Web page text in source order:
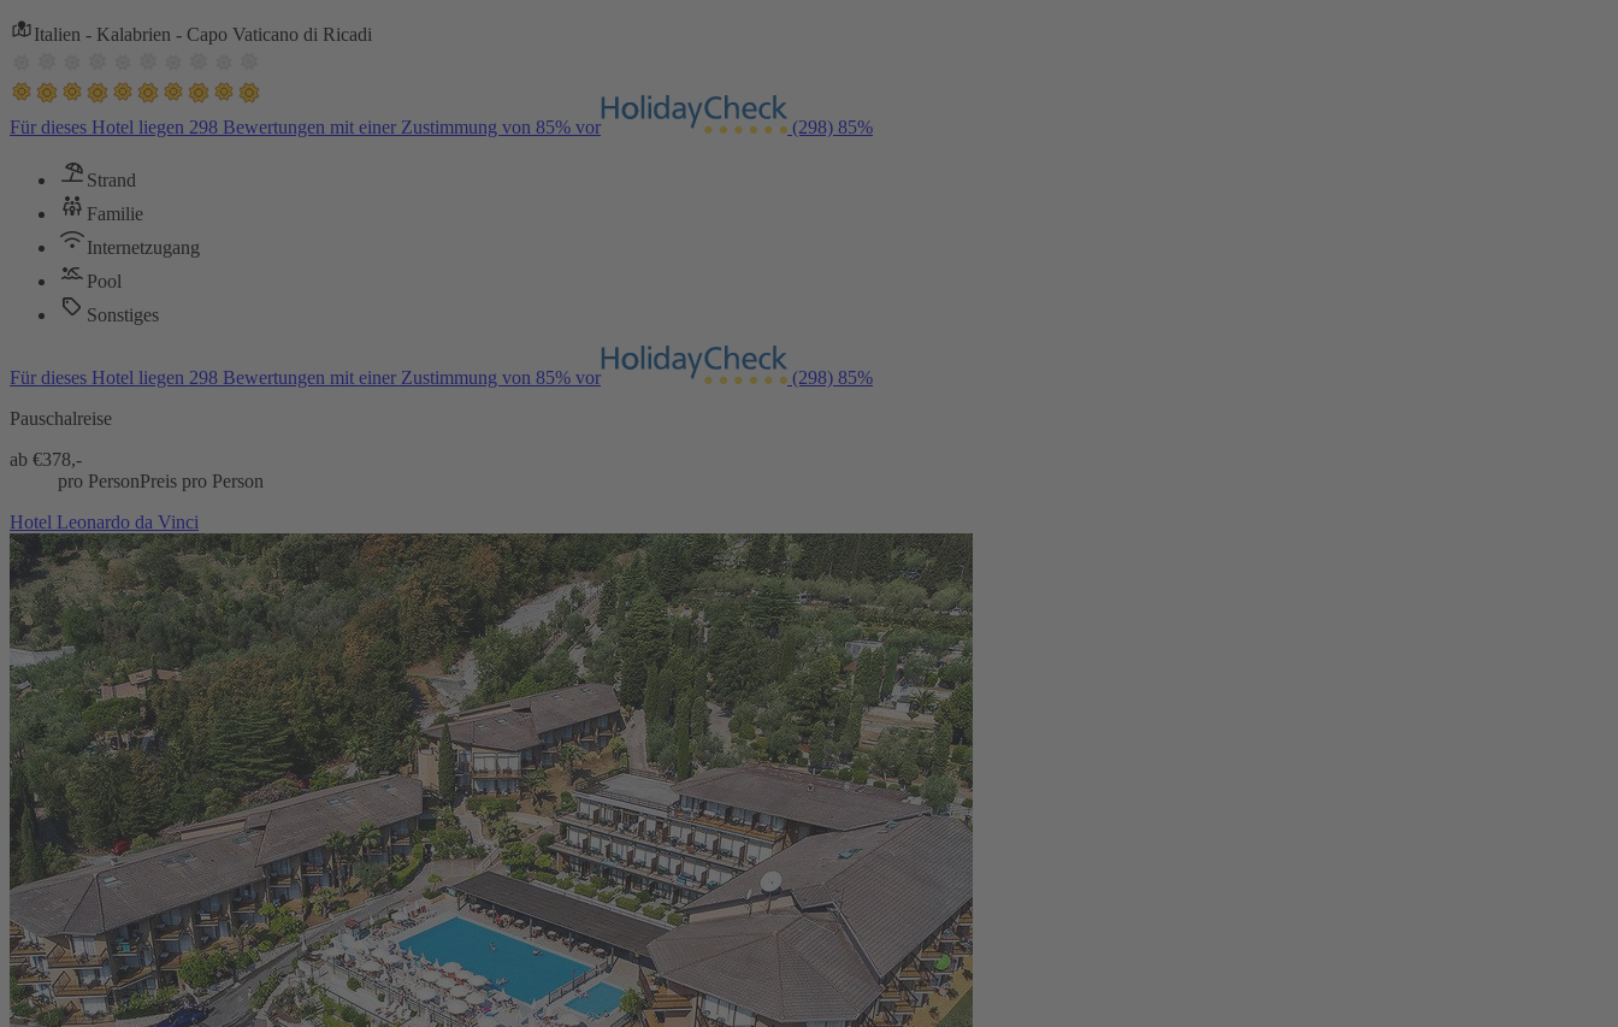
Italien - Kalabrien - Capo Vaticano di Ricadi
Für dieses Hotel liegen 298 Bewertungen mit einer Zustimmung von 85% vor (298) 85%
Strand
Familie
Internetzugang
Pool
Sonstiges
Für dieses Hotel liegen 298 Bewertungen mit einer Zustimmung von 85% vor (298) 85%
Pauschalreise
ab €378,-
pro PersonPreis pro Person
Hotel Leonardo da Vinci